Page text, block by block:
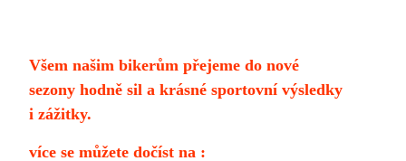
Všem našim bikerům přejeme do nové
sezony hodně sil a krásné sportovní výsledky
i zážitky.
více se můžete dočíst na :